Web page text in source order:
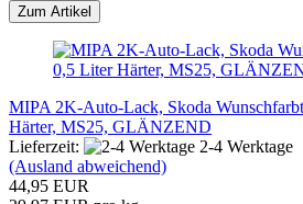
Zum Artikel
MIPA 2K-Auto-Lack, Skoda
Härter, MS25, GLÄNZEND
Lieferzeit:
2-4 Werktage
(Ausland abweichend)
44,95 EUR